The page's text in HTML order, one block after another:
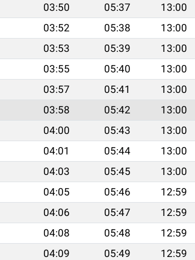
03:50 05:37 13:00
03:52 05:38 13:00
03:53 05:39 13:00
03:55 05:40 13:00
03:57 05:41 13:00
03:58 05:42 13:00
04:00 05:43 13:00
04:01 05:44 13:00
04:03 05:45 13:00
04:05 05:46 12:59
04:06 05:47 12:59
04:08 05:48 12:59
04:09 05:49 12:59